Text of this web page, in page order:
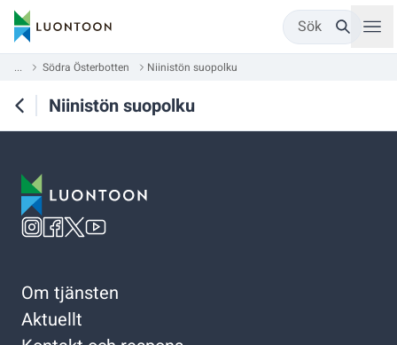
Sök
... Södra Österbotten Niinistön suopolku
Niinistön suopolku
Om tjänsten
Aktuellt